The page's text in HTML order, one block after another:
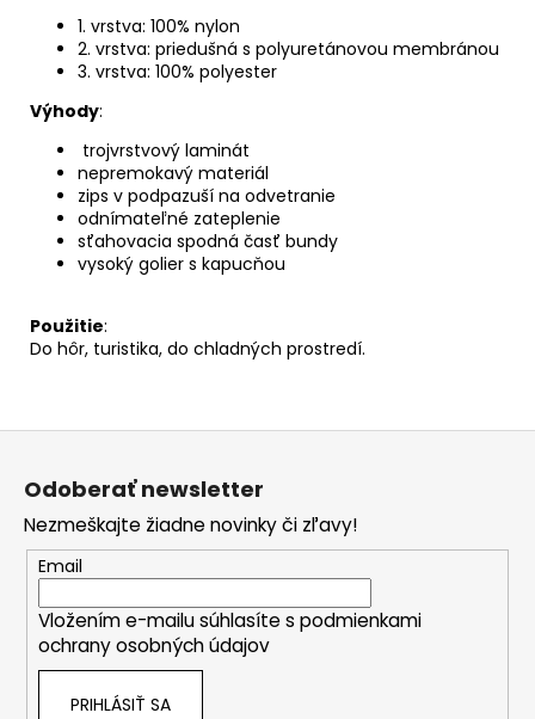
1. vrstva: 100% nylon
2. vrstva: priedušná s polyuretánovou membránou
3. vrstva: 100% polyester
Výhody:
trojvrstvový laminát
nepremokavý materiál
zips v podpazuší na odvetranie
odnímateľné zateplenie
sťahovacia spodná časť bundy
vysoký golier s kapucňou
Použitie:
Do hôr, turistika, do chladných prostredí.
Z
Odoberať newsletter
Nezmeškajte žiadne novinky či zľavy!
Email
Vložením e-mailu súhlasíte s podmienkami
ochrany osobných údajov
PRIHLÁSIŤ SA